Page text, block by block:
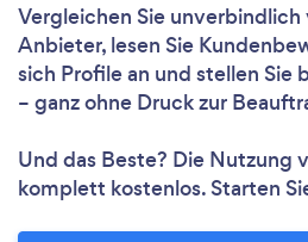
Vergleichen Sie
Anbieter, lesen Sie
sich Profile an und stellen Sie
– ganz ohne Druck zur
Und das Beste? Die Nutzung
komplett kostenlos. Starten